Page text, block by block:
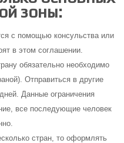
зоны:
с помощью консульства или
в этом соглашении.
обязательно необходимо
Отправиться в другие
Данные ограничения
все последующие человек
стран, то оформлять